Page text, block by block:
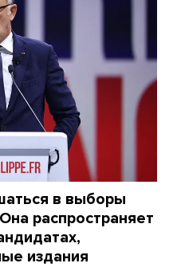
в выборы
распространяет
издания